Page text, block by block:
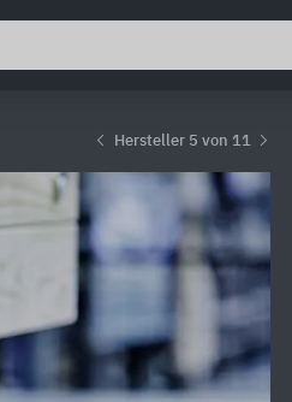
Hersteller 5 von 11